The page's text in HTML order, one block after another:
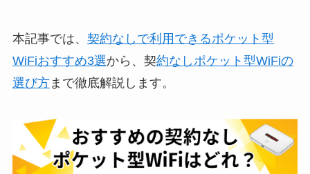
本記事では、 契約なしで利用できるポケット型
WiFiおすすめ3選から、契約なしポケット型WiFiの
選び方まで徹底解説します。